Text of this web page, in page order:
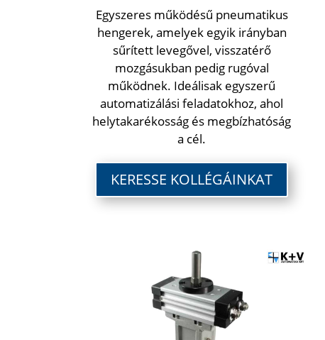
Egyszeres működésű pneumatikus
hengerek, amelyek egyik irányban
sűrített levegővel, visszatérő
mozgásukban pedig rugóval
működnek. Ideálisak egyszerű
automatizálási feladatokhoz, ahol
helytakarékosság és megbízhatóság
a cél.
KERESSE KOLLÉGÁINKAT